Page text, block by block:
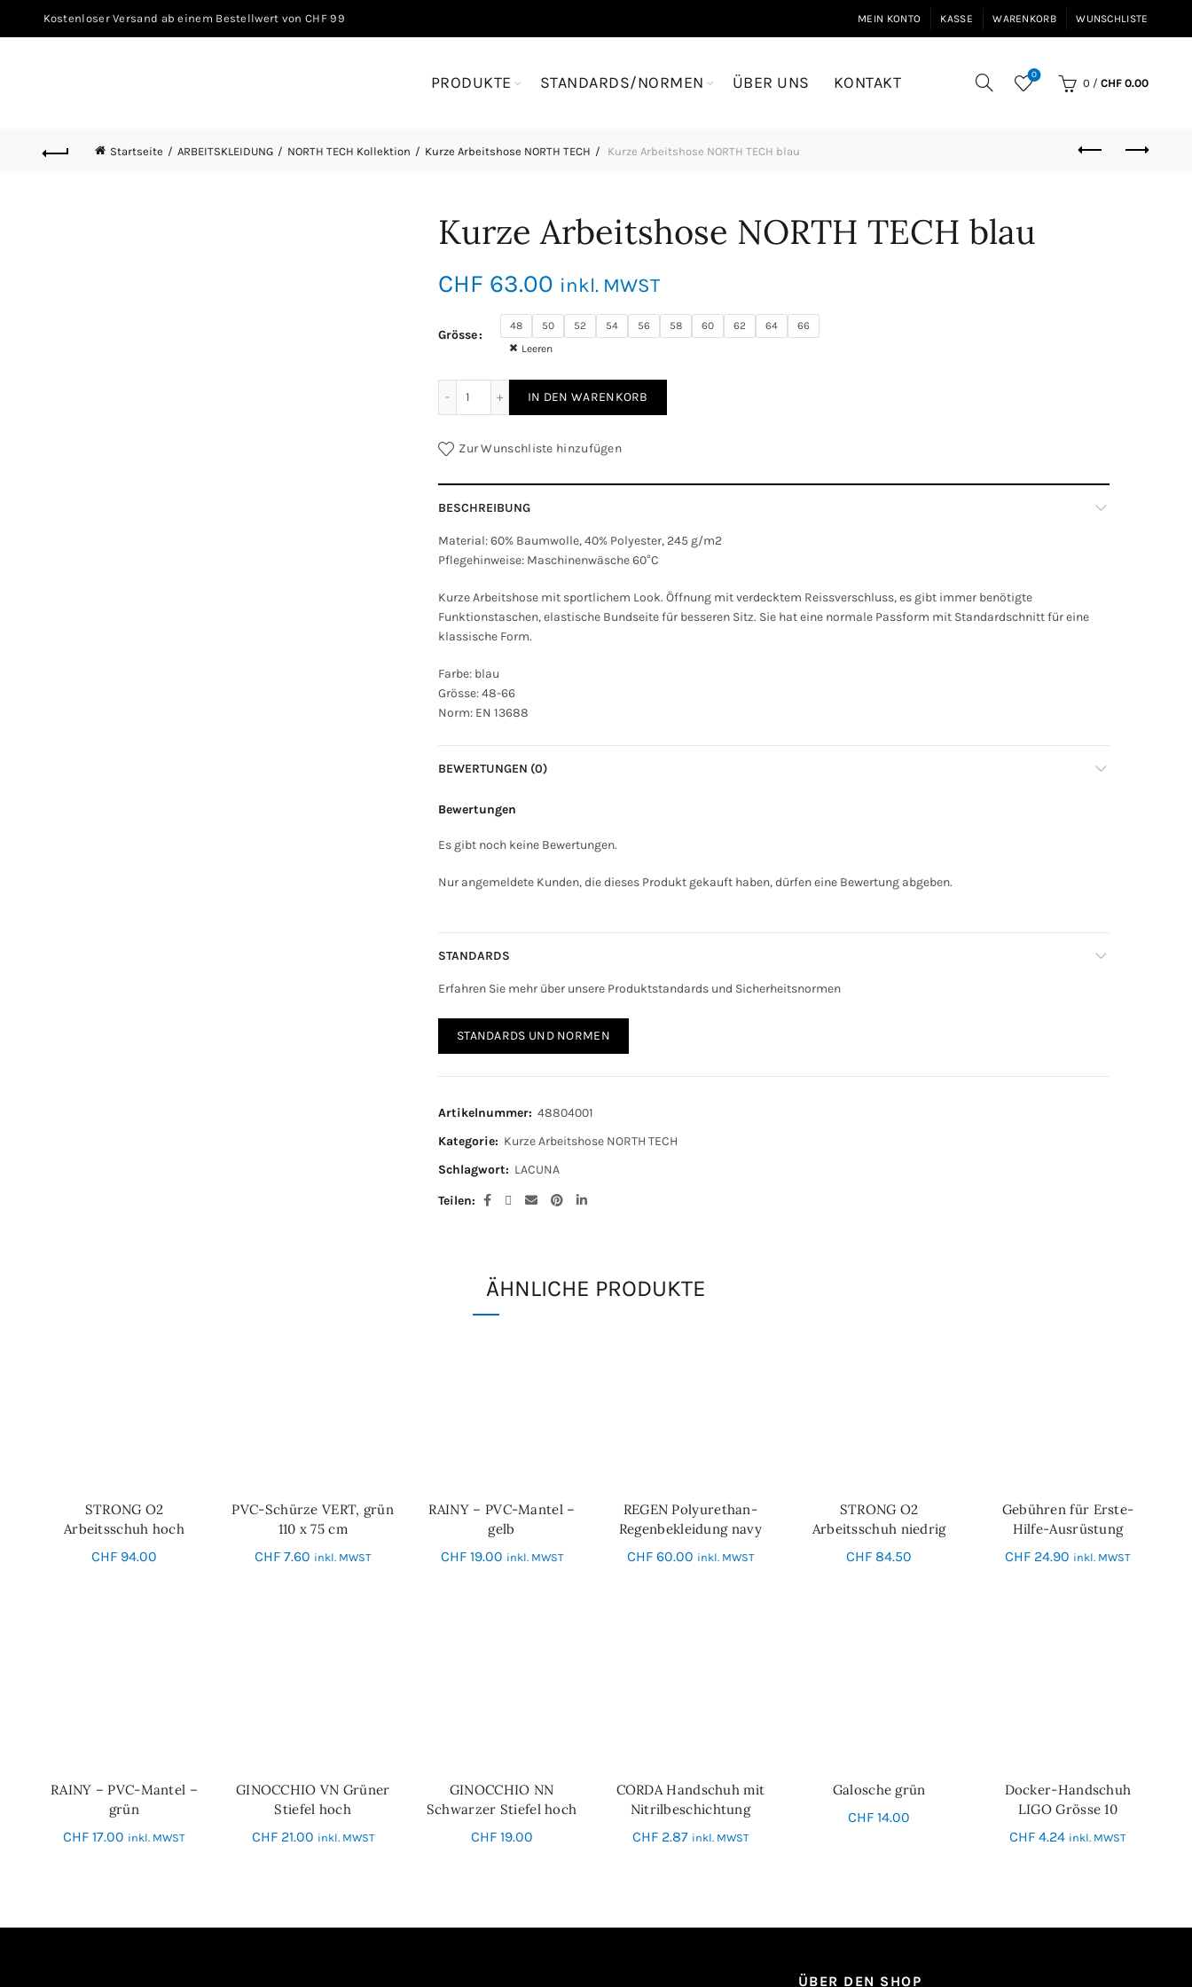
Kostenloser Versand ab einem Bestellwert von CHF 99 MEIN KONTO KASSE WARENKORB WUNSCHLISTE
PRODUKTE STANDARDS/NORMEN ÜBER UNS KONTAKT 0
0 / CHF0.00
Startseite ARBEITSKLEIDUNG NORTH TECH Kollektion Kurze Arbeitshose NORTH TECH Kurze Arbeitshose NORTH TECH blau
Kurze Arbeitshose NORTH TECH blau
CHF 63.00 inkl. MWST
Grösse
48 50 52 54 56 58 60 62 64
66
Leeren
IN DEN WARENKORB
Zur Wunschliste hinzufügen
BESCHREIBUNG
Material: 60% Baumwolle, 40% Polyester, 245 g/m2
Pflegehinweise: Maschinenwäsche 60°C
Kurze Arbeitshose mit sportlichem Look. Öffnung mit verdecktem Reissverschluss, es gibt immer benötigte
Funktionstaschen, elastische Bundseite für besseren Sitz. Sie hat eine normale Passform mit Standardschnitt für eine
klassische Form.
Farbe: blau
Grösse: 48-66
Norm: EN 13688
BEWERTUNGEN (0)
Bewertungen
Es gibt noch keine Bewertungen.
Nur angemeldete Kunden, die dieses Produkt gekauft haben, dürfen eine Bewertung abgeben.
STANDARDS
Erfahren Sie mehr über unsere Produktstandards und Sicherheitsnormen
STANDARDS UND NORMEN
Artikelnummer: 48804001
Kategorie: Kurze Arbeitshose NORTH TECH
Schlagwort: LACUNA
Teilen
ÄHNLICHE PRODUKTE
SCHNELL-EINKAUF
STRONG O2
Arbeitsschuh hoch
CHF94.00
IN DEN WARENKORB
PVC-Schürze VERT, grün
110 x 75 cm
CHF 7.60 inkl. MWST
IN DEN WARENKORB
RAINY – PVC-Mantel –
gelb
CHF19.00 inkl. MWST
IN DEN WARENKORB
REGEN Polyurethan-
Regenbekleidung navy
CHF60.00 inkl. MWST
SCHNELL-EINKAUF
STRONG O2
Arbeitsschuh niedrig
CHF 84.50
IN DEN WARENKORB
Gebühren für Erste-
Hilfe-Ausrüstung
CHF 24.90 inkl. MWST
IN DEN WARENKORB
RAINY – PVC-Mantel –
grün
CHF 17.00 inkl. MWST
SCHNELL-EINKAUF
GINOCCHIO VN Grüner
Stiefel hoch
CHF21.00 inkl. MWST
SCHNELL-EINKAUF
GINOCCHIO NN
Schwarzer Stiefel hoch
CHF19.00
IN DEN WARENKORB
CORDA Handschuh mit
Nitrilbeschichtung
Grösse 10
CHF2.87 inkl. MWST
SCHNELL-EINKAUF
Galosche grün
CHF 14.00
IN DEN WARENKORB
Docker-Handschuh
LIGO Grösse 10
CHF 4.24 inkl. MWST
ÜBER DEN SHOP